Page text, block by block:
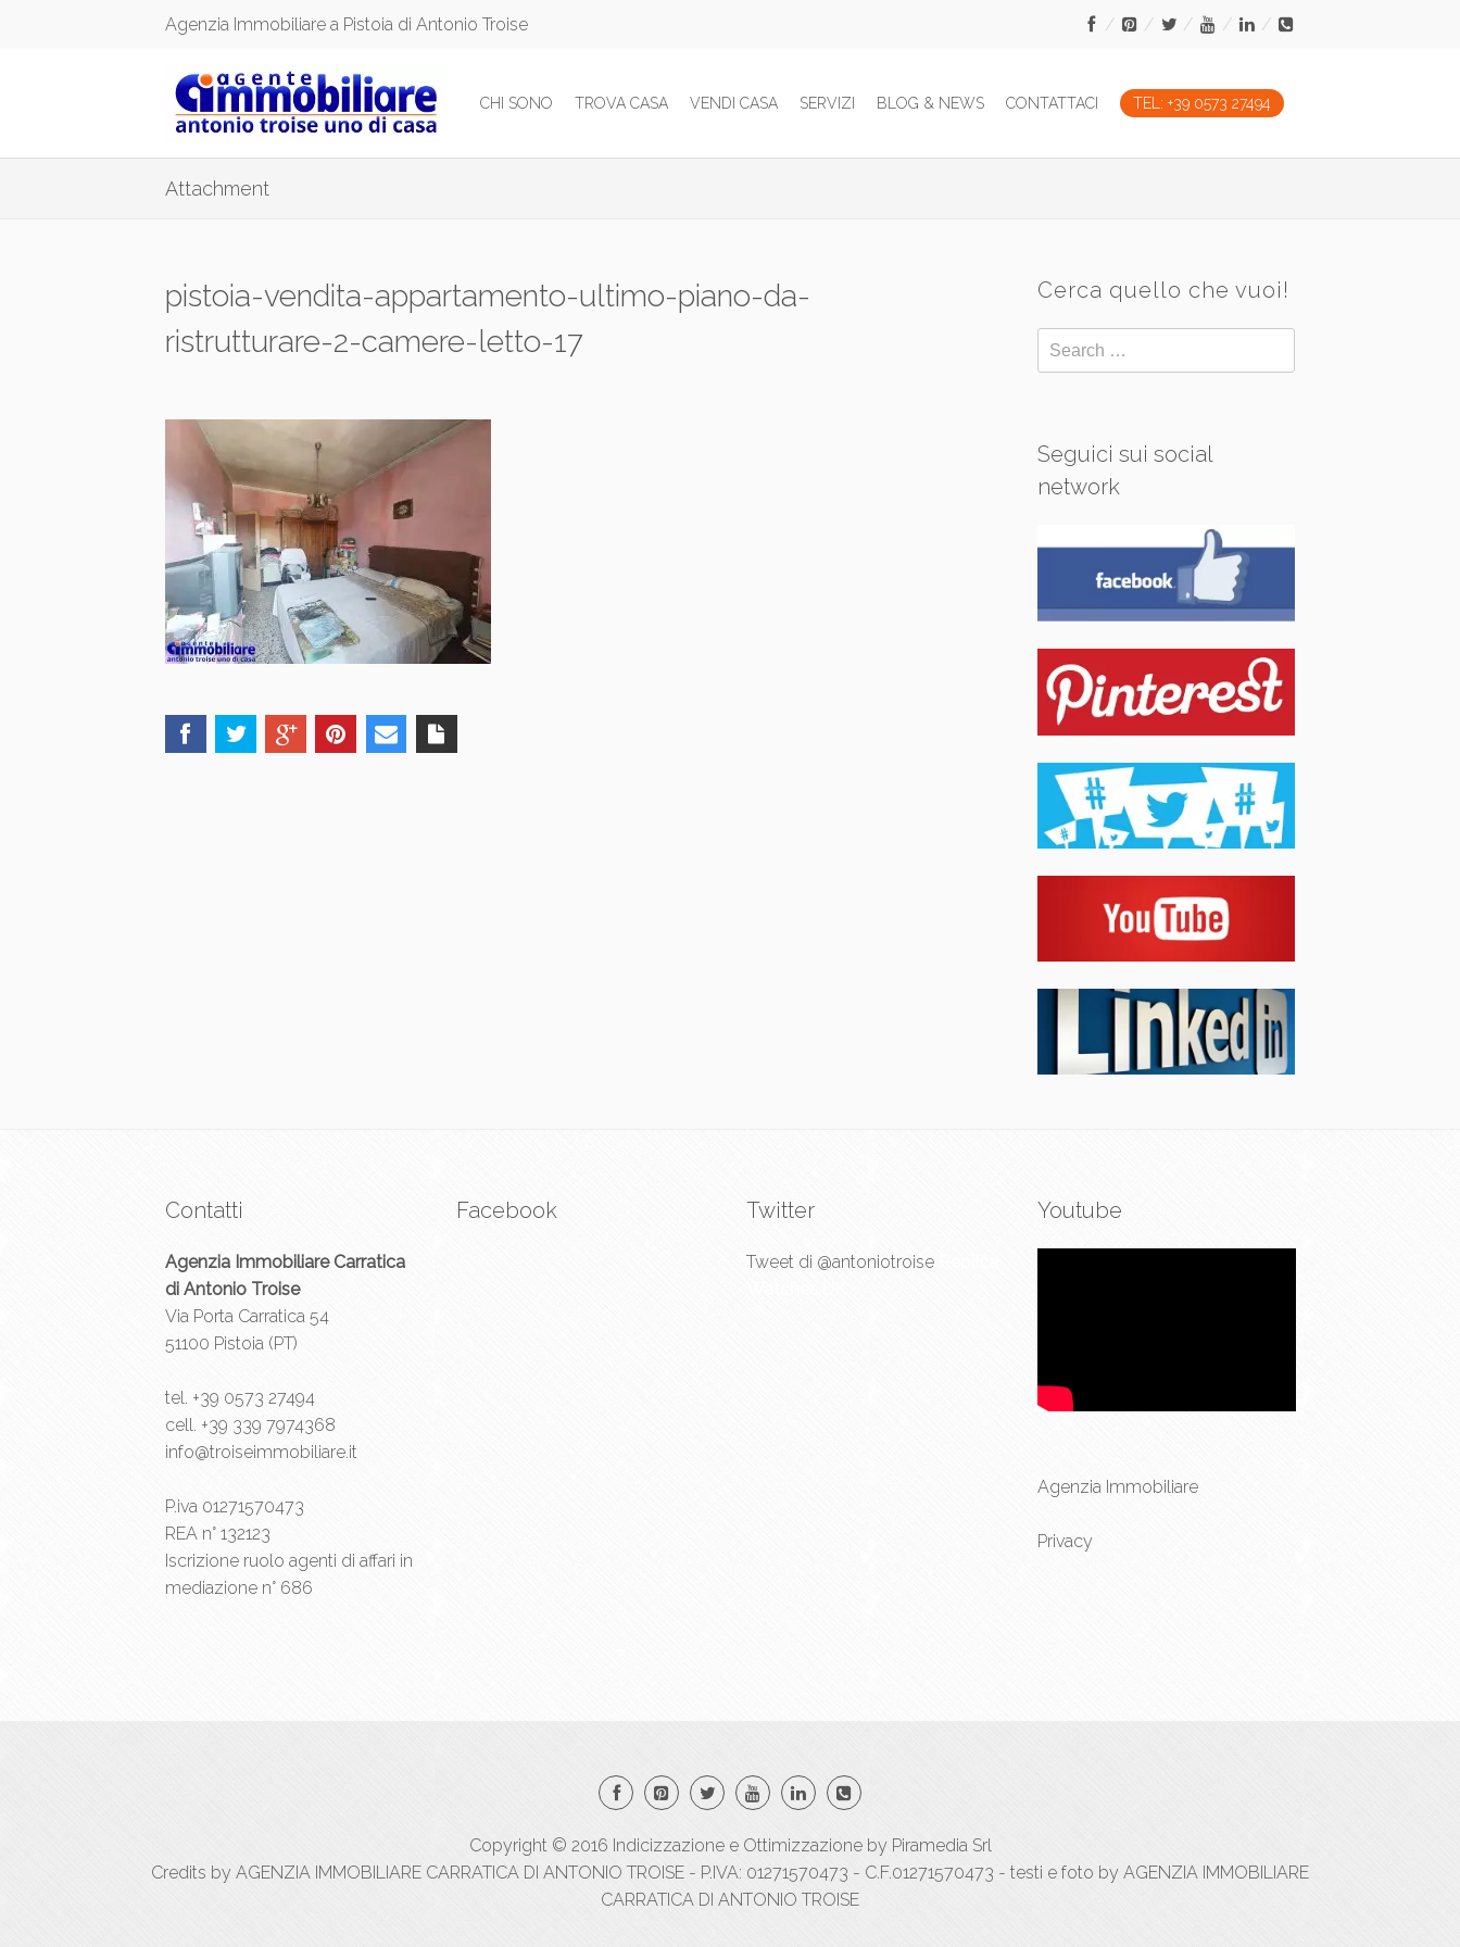
Agenzia Immobiliare a Pistoia di Antonio Troise
CHI SONO TROVA CASA VENDI CASA SERVIZI BLOG & NEWS CONTATTACI TEL: +39 0573 27494
Attachment
pistoia-vendita-appartamento-ultimo-piano-da-
ristrutturare-2-camere-letto-17
Cerca quello che vuoi!
Seguici sui social
network
Contatti
Agenzia Immobiliare Carratica
di Antonio Troise
Via Porta Carratica 54
51100 Pistoia (PT)
tel. +39 0573 27494
cell. +39 339 7974368
info@troiseimmobiliare.it
P.iva 01271570473
REA n° 132123
Iscrizione ruolo agenti di affari in
mediazione n° 686
Facebook Twitter
Tweet di @antoniotroise
Youtube
Agenzia Immobiliare
Privacy
Copyright © 2016 Indicizzazionee Ottimizzazioneby Piramedia Srl
Credits by AGENZIA IMMOBILIARE CARRATICA DI ANTONIO TROISE - P.IVA: 01271570473 - C.F.01271570473 - testi e foto by AGENZIA IMMOBILIARE
CARRATICA DI ANTONIO TROISE